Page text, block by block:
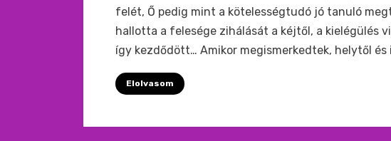
felét, Ő pedig mint a kötelességtudó jó tanuló
hallotta a felesége zihálását a kéjtől, a kielégülés
így kezdődött… Amikor megismerkedtek, helytől
Elolvasom